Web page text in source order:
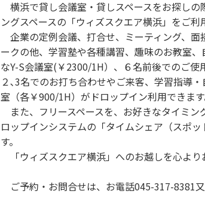
横浜で貸し会議室・貸しスペースをお探し
ングスペースの「ウィズスクエア横浜」をご利
企業の定例会議、打合せ、ミーティング、面
ークの他、学習塾や各種講習、趣味のお教室
なY-S会議室(￥2300/1H）、６名前後でのご使
２､3名でのお打ち合わせやご来客、学習指導
室（各￥900/1H）がドロップイン利用できます
また、フリースペースを、お好きなタイミン
ロップインシステムの「タイムシェア（スポ
す。
「ウィズスクエア横浜」へのお越しを心より
ご予約・お問合せは、お電話045-317-8381